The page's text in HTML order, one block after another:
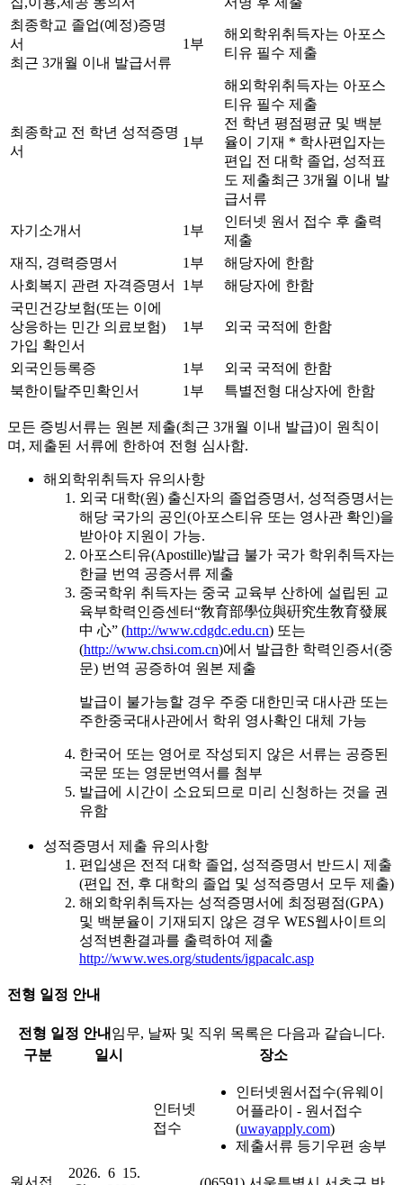
최종학교 졸업(예정)증명
서
최근 3개월 이내 발급서류
1부
해외학위취득자는 아포스
티유 필수 제출
최종학교 전 학년 성적증명
서
1부
해외학위취득자는 아포스
티유 필수 제출
전 학년 평점평균 및 백분
율이 기재 * 학사편입자는
편입 전 대학 졸업, 성적표
도 제출최근 3개월 이내 발
급서류
자기소개서 1부
인터넷 원서 접수 후 출력
제출
재직, 경력증명서
1부
해당자에 한함
사회복지 관련 자격증명서
1부
해당자에 한함
국민건강보험(또는 이에
상응하는 민간 의료보험)
가입 확인서
1부 외국 국적에 한함
외국인등록증 1부
외국 국적에 한함
북한이탈주민확인서
1부 특별전형 대상자에 한함
모든 증빙서류는 원본 제출(최근 3개월 이내 발급)이 원칙이
며, 제출된 서류에 한하여 전형 심사함.
해외학위취득자 유의사항
외국 대학(원) 출신자의 졸업증명서, 성적증명서는
해당 국가의 공인(아포스티유 또는 영사관 확인)을
받아야 지원이 가능.
아포스티유(Apostille)발급 불가 국가 학위취득자는
한글 번역 공증서류 제출
중국학위 취득자는 중국 교육부 산하에 설립된 교
육부학력인증센터“敎育部學位與硏究生敎育發展
中 心” (http://www.cdgdc.edu.cn) 또는
(http://www.chsi.com.cn)에서 발급한 학력인증서(중
문) 번역 공증하여 원본 제출
발급이 불가능할 경우 주중 대한민국 대사관 또는
주한중국대사관에서 학위 영사확인 대체 가능
한국어 또는 영어로 작성되지 않은 서류는 공증된
국문 또는 영문번역서를 첨부
발급에 시간이 소요되므로 미리 신청하는 것을 권
유함
성적증명서 제출 유의사항
편입생은 전적 대학 졸업, 성적증명서 반드시 제출
(편입 전, 후 대학의 졸업 및 성적증명서 모두 제출)
해외학위취득자는 성적증명서에 최정평점(GPA)
및 백분율이 기재되지 않은 경우 WES웹사이트의
성적변환결과를 출력하여 제출
http://www.wes.org/students/igpacalc.asp
전형 일정 안내
전형 일정 안내 임무, 날짜 및 직위 목록은 다음과 같습니다.
구분
일시 장소
원서접
2026. 6 15.
인터넷
접수
인터넷원서접수(유웨이
어플라이 - 원서접수
(uwayapply.com)
제출서류 등기우편 송부